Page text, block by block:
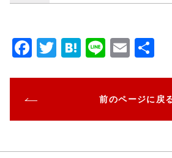
F
e
b
o
T
r
H
a
Li
E
l
前のページに戻